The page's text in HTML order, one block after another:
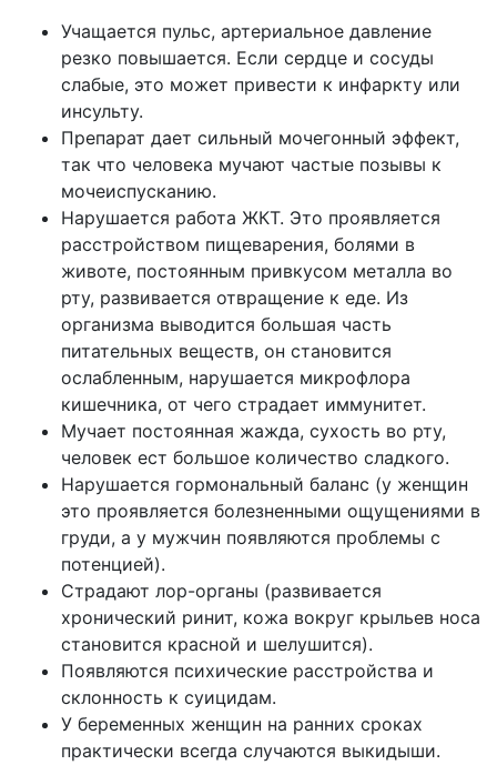
Учащается пульс, артериальное давление
резко повышается. Если сердце и сосуды
слабые, это может привести к инфаркту или
инсульту.
Препарат дает сильный мочегонный эффект,
так что человека мучают частые позывы к
мочеиспусканию.
Нарушается работа ЖКТ. Это проявляется
расстройством пищеварения, болями в
животе, постоянным привкусом металла во
рту, развивается отвращение к еде. Из
организма выводится большая часть
питательных веществ, он становится
ослабленным, нарушается микрофлора
кишечника, от чего страдает иммунитет.
Мучает постоянная жажда, сухость во рту,
человек ест большое количество сладкого.
Нарушается гормональный баланс (у женщин
это проявляется болезненными ощущениями в
груди, а у мужчин появляются проблемы с
потенцией).
Страдают лор-органы (развивается
хронический ринит, кожа вокруг крыльев носа
становится красной и шелушится).
Появляются психические расстройства и
склонность к суицидам.
У беременных женщин на ранних сроках
практически всегда случаются выкидыши.